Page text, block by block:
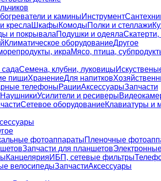
и каминыИнструмент
кресла ШкафыКомодыПолки и стеллажи
и покрывалаПодушки и одеяла
Климатическое оборудованиеДругое
икраМясо, птица,
Семена, клубни, луковицы
пищиХранениеДля напитков
телефоныРацииАксессуарыЗапчасти
НаушникиУсилители и ресиверы
Сетевое оборудованиеКлавиатуры и
фотоаппаратыПленочные
Запчасти для планшетов
КанцелярияИБП, сетевые фильтры
велосипедыЗапчастиАксессуары